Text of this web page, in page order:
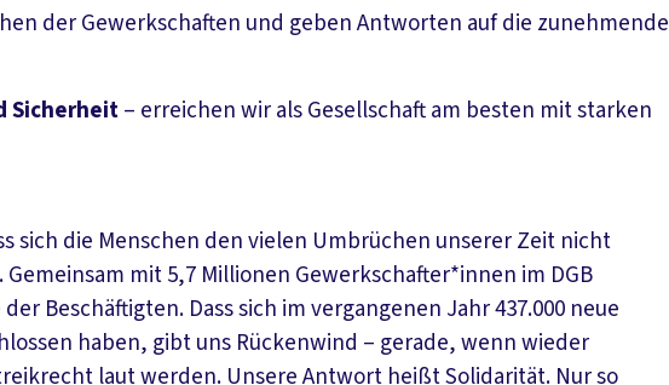
der Gewerkschaften und geben Antworten auf die zunehmende
Sicherheit– erreichen wir als Gesellschaft am besten mit starken
sich die Menschen den vielen Umbrüchen unserer Zeit nicht
mit 5,7 Millionen Gewerkschafter*innen im DGB
Beschäftigten. Dass sich im vergangenen Jahr 437.000 neue
haben, gibt uns Rückenwind – gerade, wenn wieder
laut werden. Unsere Antwort heißt Solidarität. Nur so